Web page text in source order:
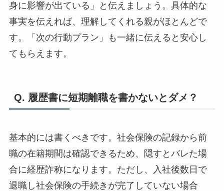
身に影響が出ている」と伝えましょう。具体的な
事実を伝えれば、理解してくれる親がほとんどで
す。「次の行動プラン」も一緒に伝えると安心し
てもらえます。
Q. 履歴書に短期離職を書かないとダメ？
基本的には書くべきです。社会保険の記録から前
職の在籍期間は確認できるため、隠すとバレた場
合に経歴詐称になります。ただし、入社後数日で
退職し社会保険の手続きが完了していない場合